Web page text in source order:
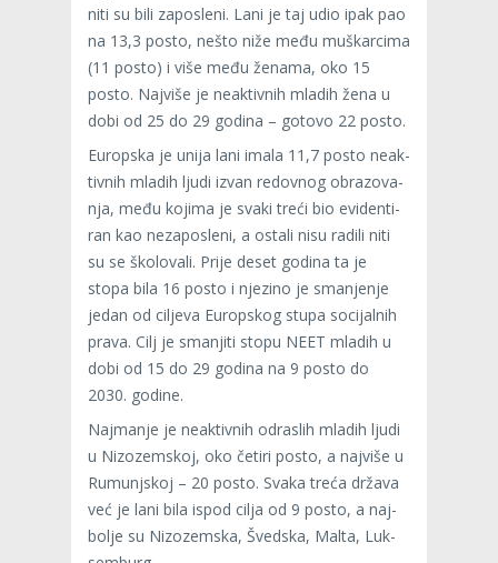
niti su bili zapos­leni. Lani je taj udio ipak pao
na 13,3 posto, nešto niže među muškar­cima
(11 posto) i više među ženama, oko 15
posto. Naj­više je neak­tiv­nih mla­dih žena u
dobi od 25 do 29 godina – gotovo 22 posto.
Europ­ska je unija lani imala 11,7 posto neak­
tiv­nih mla­dih ljudi izvan redov­nog obra­zo­va­
nja, među kojima je svaki treći bio evi­den­ti­
ran kao neza­pos­leni, a ostali nisu radili niti
su se ško­lo­vali. Prije deset godina ta je
stopa bila 16 posto i nje­zino je sma­nje­nje
jedan od ciljeva Europ­skog stupa soci­jal­nih
prava. Cilj je sma­njiti stopu NEET mla­dih u
dobi od 15 do 29 godina na 9 posto do
2030. godine.
Naj­ma­nje je neak­tiv­nih odras­lih mla­dih ljudi
u Nizo­zem­skoj, oko četiri posto, a naj­više u
Rumunj­skoj – 20 posto. Svaka treća država
već je lani bila ispod cilja od 9 posto, a naj­
bo­lje su Nizo­zem­ska, Šved­ska, Malta, Luk­